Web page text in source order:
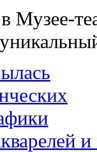
Музее-